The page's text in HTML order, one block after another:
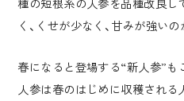
く、くせが少なく、甘みが強いの
春になると登場する“新人参”も
人参は春のはじめに収穫される